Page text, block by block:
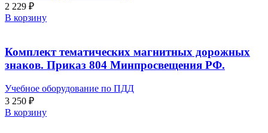
2 229 ₽
В корзину
Комплект тематических магнитных дорожных
знаков. Приказ 804 Минпросвещения РФ.
Учебное оборудование по ПДД
3 250 ₽
В корзину